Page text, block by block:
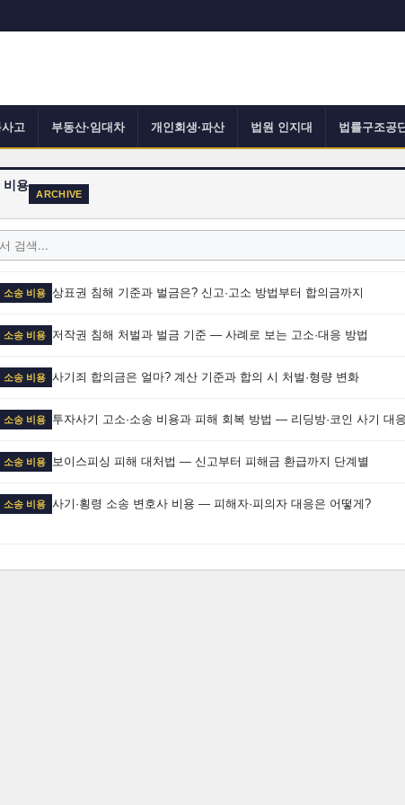
고 부동산·임대차 개인회생·파산 법원 인지대 법률구조공
비용
ARCHIVE
소송 비용 상표권 침해 기준과 벌금은? 신고·고소 방법부터 합의금까지
소송 비용 저작권 침해 처벌과 벌금 기준 — 사례로 보는 고소·대응 방법
소송 비용 사기죄 합의금은 얼마? 계산 기준과 합의 시 처벌·형량 변화
소송 비용 투자사기 고소·소송 비용과 피해 회복 방법 — 리딩방·코인 사기 대응
소송 비용 보이스피싱 피해 대처법 — 신고부터 피해금 환급까지 단계별
소송 비용 사기·횡령 소송 변호사 비용 — 피해자·피의자 대응은 어떻게?